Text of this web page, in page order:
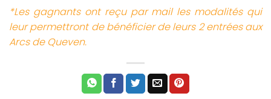
*Les gagnants ont reçu par mail les modalités qui
leur permettront de bénéficier de leurs 2 entrées aux
Arcs de Queven.